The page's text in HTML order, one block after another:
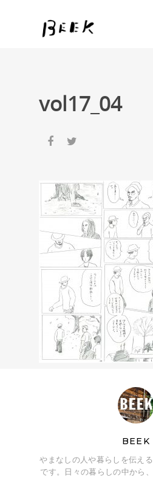
vol17_04
BEEK
やまなしの人や暮らしを伝え
です。日々の暮らしの中から